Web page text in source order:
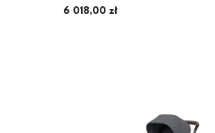
6 018,00 zł